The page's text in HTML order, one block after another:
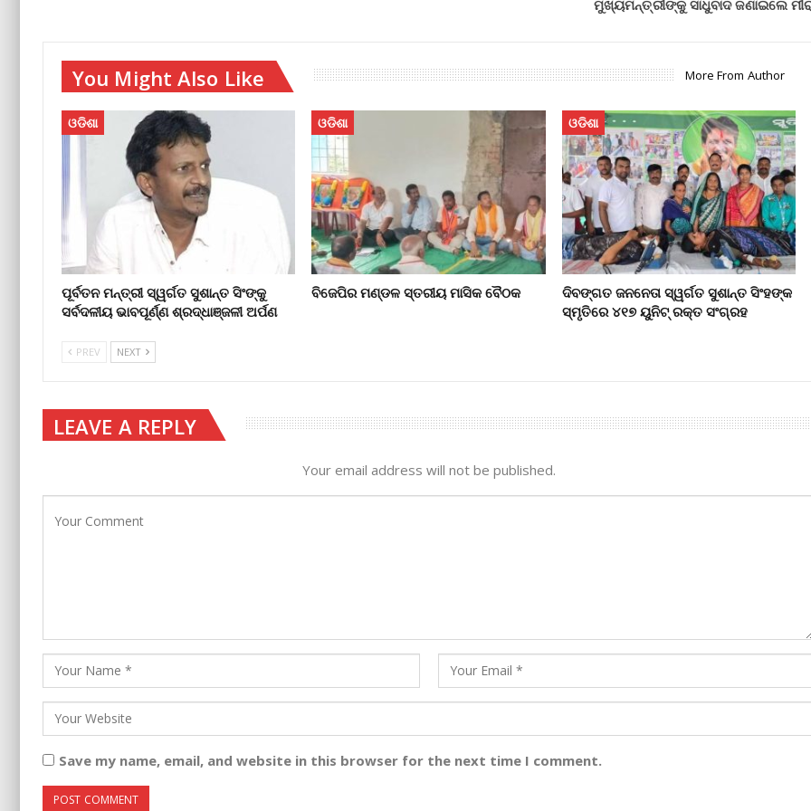
ମୁଖ୍ୟମନ୍ତ୍ରୀଙ୍କୁ ସାଧୁବାଦ ଜଣାଇଲେ
You Might Also Like More From Author
ଓଡିଶା
ପୂର୍ବତନ ମନ୍ତ୍ରୀ ସ୍ୱର୍ଗତ ସୁଶାନ୍ତ ସିଂଙ୍କୁ
ସର୍ବଦଳୀୟ ଭାବପୂର୍ଣ୍ଣ ଶ୍ରଦ୍ଧାଞ୍ଜଳୀ ଅର୍ପଣ
ଓଡିଶା
ବିଜେପିର ମଣ୍ଡଳ ସ୍ତରୀୟ ମାସିକ ବୈଠକ
ଓଡିଶା
ଦିବଙ୍ଗତ ଜନନେତା ସ୍ୱର୍ଗତ ସୁଶାନ୍ତ ସିଂହଙ୍କ
ସ୍ମୃତିରେ ୪୧୭ ୟୁନିଟ୍ ରକ୍ତ ସଂଗ୍ରହ
PREV NEXT
LEAVE A REPLY
Your email address will not be published.
Save my name, email, and website in this browser for the next time I comment.